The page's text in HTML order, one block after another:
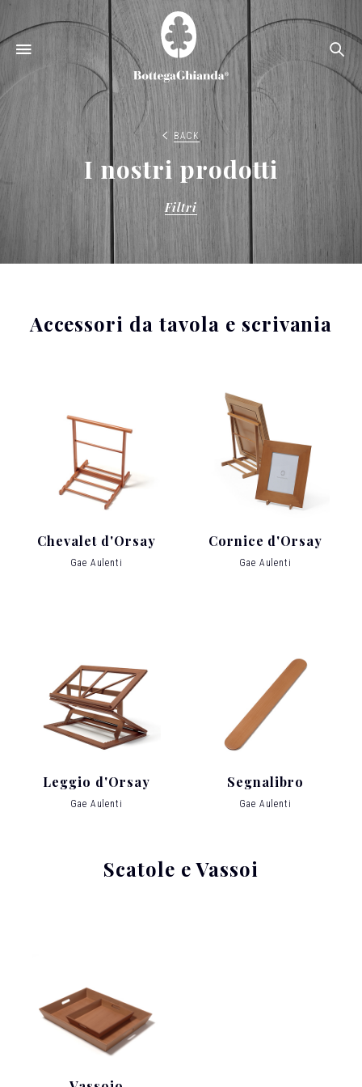
BACK
I nostri prodotti
Filtri
Accessori da tavola e scrivania
Chevalet d'Orsay
Gae Aulenti
Cornice d'Orsay
Gae Aulenti
Leggio d'Orsay
Gae Aulenti
Segnalibro
Gae Aulenti
Scatole e Vassoi